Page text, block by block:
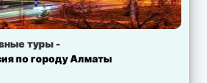
туры -
по городу Алматы